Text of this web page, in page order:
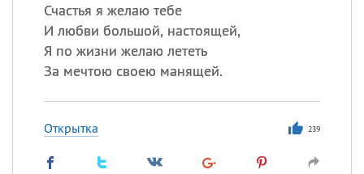
Счастья я желаю тебе
И любви большой, настоящей,
Я по жизни желаю лететь
За мечтою своею манящей.
Открытка 239